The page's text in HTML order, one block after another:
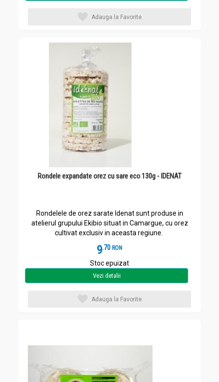
Adauga la Favorite
Rondele expandate orez cu sare eco 130g - IDENAT
Rondelele de orez sarate Idenat sunt produse in
atelierul grupului Ekibio situat in Camargue, cu orez
cultivat exclusiv in aceasta regiune.
9.7 RON
Stoc epuizat
Vezi detalii
Adauga la Favorite